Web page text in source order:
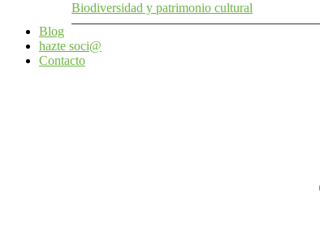
Biodiversidad y patrimonio cultural
Blog
hazte soci@
Contacto